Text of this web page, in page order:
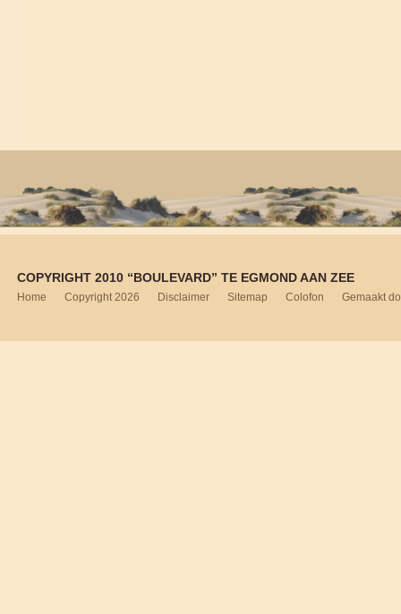
COPYRIGHT 2010 “BOULEVARD” TE EGMOND AAN ZEE
Home Copyright 2026 Disclaimer Sitemap Colofon Gemaakt